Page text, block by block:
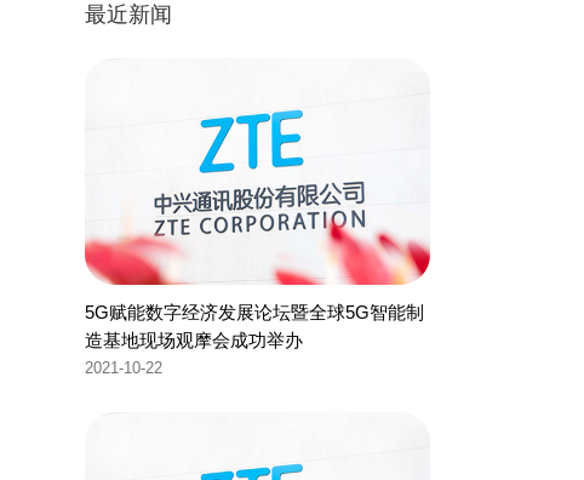
最近新闻
5G赋能数字经济发展论坛暨全球5G智能制
造基地现场观摩会成功举办
2021-10-22